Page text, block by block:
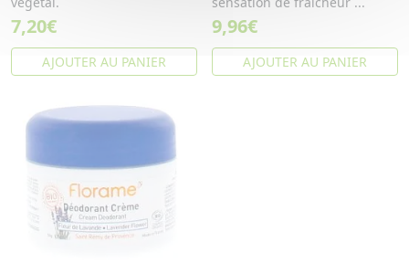
7,20€
AJOUTER AU PANIER
9,96€
AJOUTER AU PANIER